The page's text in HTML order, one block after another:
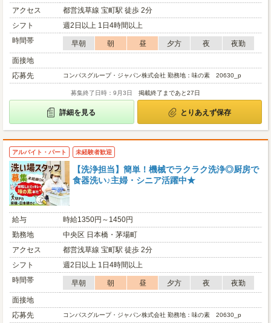
アクセス
都営浅草線 宝町駅 徒歩 2分
シフト
週2日以上 1日4時間以上
時間帯
早朝 朝 昼 夕方 夜
夜勤
面接地
応募先
コンパスグループ・ジャパン株式会社 勤務地：味の素 20630_p
募集終了日時：9月3日 掲載終了まであと27日
詳細を見る とりあえず保存
アルバイト・パート 未経験者歓迎
【洗浄担当】簡単！機械でラクラク洗浄◎厨房で
食器洗い♪主婦・シニア活躍中★
給与
時給1350円～1450円
勤務地
中央区 日本橋・茅場町
アクセス
都営浅草線 宝町駅 徒歩 2分
シフト
週2日以上 1日4時間以上
時間帯
早朝 朝 昼 夕方 夜
夜勤
面接地
応募先
コンパスグループ・ジャパン株式会社 勤務地：味の素 20630_p